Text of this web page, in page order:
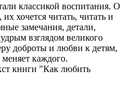
классикой воспитания. О
хочется читать, читать и
замечания, детали,
взглядом великого
доброты и любви к детям,
каждого.
книги "Как любить